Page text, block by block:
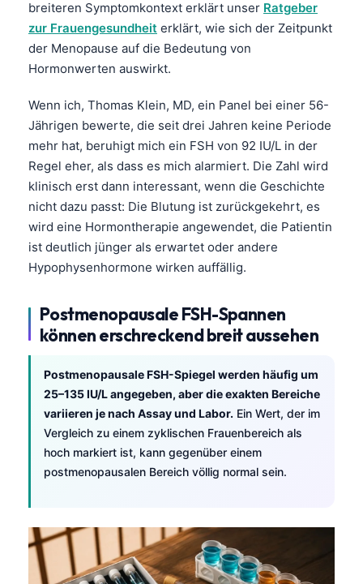
breiteren Symptomkontext erklärt unser Ratgeber
zur Frauengesundheit erklärt, wie sich der Zeitpunkt
der Menopause auf die Bedeutung von
Hormonwerten auswirkt.
Wenn ich, Thomas Klein, MD, ein Panel bei einer 56-
Jährigen bewerte, die seit drei Jahren keine Periode
mehr hat, beruhigt mich ein FSH von 92 IU/L in der
Regel eher, als dass es mich alarmiert. Die Zahl wird
klinisch erst dann interessant, wenn die Geschichte
nicht dazu passt: Die Blutung ist zurückgekehrt, es
wird eine Hormontherapie angewendet, die Patientin
ist deutlich jünger als erwartet oder andere
Hypophysenhormone wirken auffällig.
Postmenopausale FSH-Spannen
können erschreckend breit aussehen
Postmenopausale FSH-Spiegel werden häufig um
25–135 IU/L angegeben, aber die exakten Bereiche
variieren je nach Assay und Labor. Ein Wert, der im
Vergleich zu einem zyklischen Frauenbereich als
hoch markiert ist, kann gegenüber einem
postmenopausalen Bereich völlig normal sein.